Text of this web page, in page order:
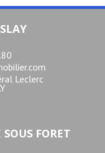
Leclerc
FORET